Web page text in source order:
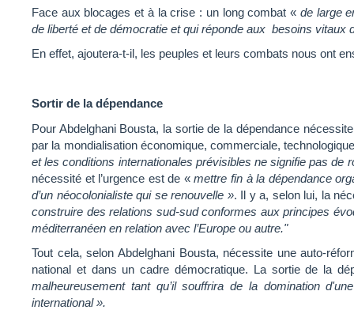
Face aux blocages et à la crise : un long combat « de large
de liberté et de démocratie et qui réponde aux besoins vitaux
En effet, ajoutera-t-il, les peuples et leurs combats nous ont
Sortir de la dépendance
Pour Abdelghani Bousta, la sortie de la dépendance
par la mondialisation économique, commerciale,
et les conditions internationales prévisibles ne signifie pas
nécessité et l’urgence est de «mettre fin à la dépendance
d’un néocolonialiste qui se renouvelle ». Il y a, selon lui, la
construire des relations sud-sud conformes aux principes
méditerranéen en relation avec l’Europe ou autre."
Tout cela, selon Abdelghani Bousta, nécessite une auto-
national et dans un cadre démocratique. La sortie de la
malheureusement tant qu’il souffrira de la domination
international ».